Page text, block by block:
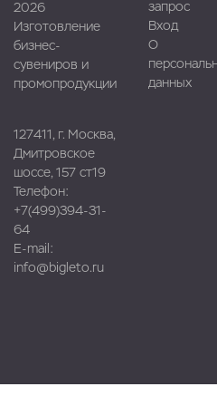
2026
Изготовление
бизнес-
сувениров и
промопродукции
127411, г. Москва,
Дмитровское
шоссе, 157 ст19
Телефон:
+7(499)394-31-
64
E-mail:
info@bigleto.ru
запрос
Вход
О
данных